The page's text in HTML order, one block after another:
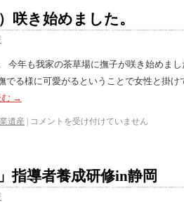
咲き始めました。
今年も我家の茶草場に撫子が咲き始めま
でる様に可愛がるということで女性と掛け
→
遺産 コメントを受け付けていません
指導者養成研修in静岡